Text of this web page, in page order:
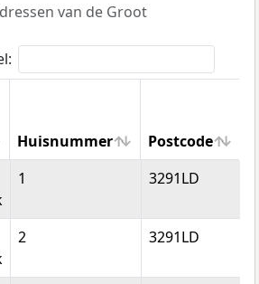
van de Groot
Huisnummer Postcode
Huisnummer Postcode
1 3291LD
2 3291LD